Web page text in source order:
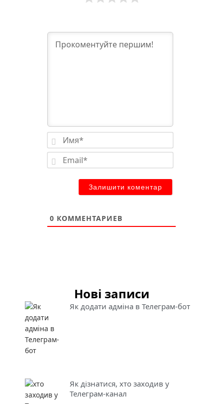
Имя*
0 КОММЕНТАРИЕВ
Нові записи
Як додати адміна в Телеграм-бот
Як дізнатися, хто заходив у
Телеграм-канал